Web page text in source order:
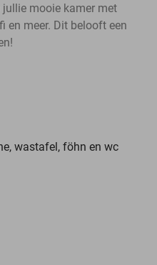
mooie kamer met
en meer. Dit belooft een
wastafel, föhn en wc